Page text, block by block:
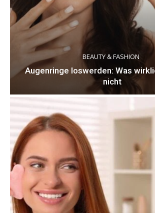
BEAUTY & FASHION
Augenringe loswerden: Was
nicht